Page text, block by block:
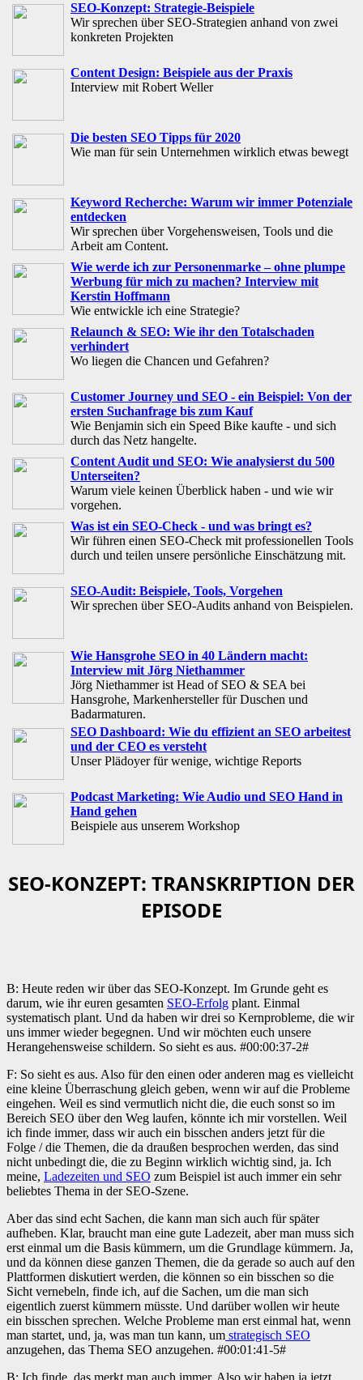
SEO-Konzept: Strategie-Beispiele
Wir sprechen über SEO-Strategien anhand von zwei
konkreten Projekten
Content Design: Beispiele aus der Praxis
Interview mit Robert Weller
Die besten SEO Tipps für 2020
Wie man für sein Unternehmen wirklich etwas bewegt
Keyword Recherche: Warum wir immer Potenziale
entdecken
Wir sprechen über Vorgehensweisen, Tools und die
Arbeit am Content.
Wie werde ich zur Personenmarke – ohne plumpe
Werbung für mich zu machen? Interview mit
Kerstin Hoffmann
Wie entwickle ich eine Strategie?
Relaunch & SEO: Wie ihr den Totalschaden
verhindert
Wo liegen die Chancen und Gefahren?
Customer Journey und SEO - ein Beispiel: Von der
ersten Suchanfrage bis zum Kauf
Wie Benjamin sich ein Speed Bike kaufte - und sich
durch das Netz hangelte.
Content Audit und SEO: Wie analysierst du 500
Unterseiten?
Warum viele keinen Überblick haben - und wie wir
vorgehen.
Was ist ein SEO-Check - und was bringt es?
Wir führen einen SEO-Check mit professionellen Tools
durch und teilen unsere persönliche Einschätzung mit.
SEO-Audit: Beispiele, Tools, Vorgehen
Wir sprechen über SEO-Audits anhand von Beispielen.
Wie Hansgrohe SEO in 40 Ländern macht:
Interview mit Jörg Niethammer
Jörg Niethammer ist Head of SEO & SEA bei
Hansgrohe, Markenhersteller für Duschen und
Badarmaturen.
SEO Dashboard: Wie du effizient an SEO arbeitest
und der CEO es versteht
Unser Plädoyer für wenige, wichtige Reports
Podcast Marketing: Wie Audio und SEO Hand in
Hand gehen
Beispiele aus unserem Workshop
SEO-KONZEPT: TRANSKRIPTION DER
EPISODE
B: Heute reden wir über das SEO-Konzept. Im Grunde geht es
darum, wie ihr euren gesamten SEO-Erfolg plant. Einmal
systematisch plant. Und da haben wir drei so Kernprobleme, die wir
uns immer wieder begegnen. Und wir möchten euch unsere
Herangehensweise schildern. So sieht es aus. #00:00:37-2#
F: So sieht es aus. Also für den einen oder anderen mag es vielleicht
eine kleine Überraschung gleich geben, wenn wir auf die Probleme
eingehen. Weil es sind vermutlich nicht die, die euch sonst so im
Bereich SEO über den Weg laufen, könnte ich mir vorstellen. Weil
ich finde immer, dass wir auch ein bisschen anders jetzt für die
Folge / die Themen, die da draußen besprochen werden, das sind
nicht unbedingt die, die zu Beginn wirklich wichtig sind, ja. Ich
meine, Ladezeiten und SEO zum Beispiel ist auch immer ein sehr
beliebtes Thema in der SEO-Szene.
Aber das sind echt Sachen, die kann man sich auch für später
aufheben. Klar, braucht man eine gute Ladezeit, aber man muss sich
erst einmal um die Basis kümmern, um die Grundlage kümmern. Ja,
und da können diese ganzen Themen, die da gerade so auch auf den
Plattformen diskutiert werden, die können so ein bisschen so die
Sicht vernebeln, finde ich, auf die Sachen, um die man sich
eigentlich zuerst kümmern müsste. Und darüber wollen wir heute
ein bisschen sprechen. Welche Probleme man erst einmal hat, wenn
man startet, und, ja, was man tun kann, um strategisch SEO
anzugehen, das Thema SEO anzugehen. #00:01:41-5#